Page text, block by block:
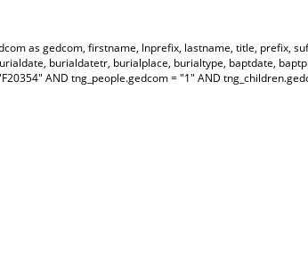
as gedcom, firstname, lnprefix, lastname, title,
burialdatetr, burialplace, burialtype, baptdate,
AND tng_people.gedcom = "1" AND